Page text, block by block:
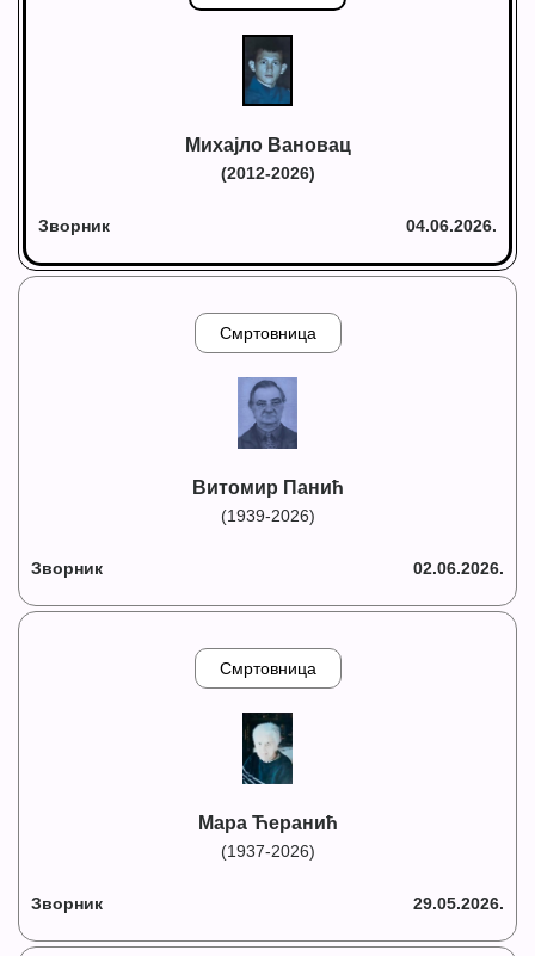
Михајло Вановац
(2012-2026)
Зворник 04.06.2026.
Смртовница
Витомир Панић
(1939-2026)
Зворник 02.06.2026.
Смртовница
Мара Ћеранић
(1937-2026)
Зворник 29.05.2026.